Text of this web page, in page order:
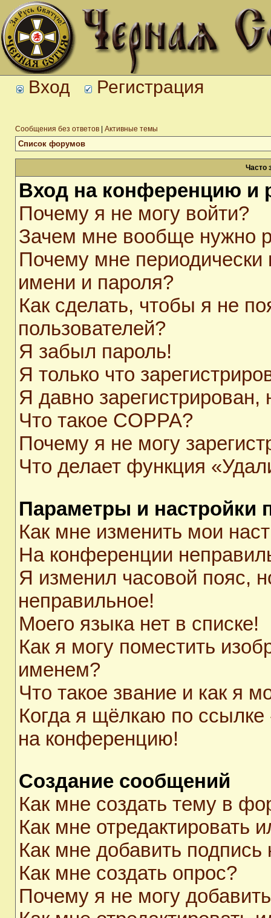
Вход Регистрация
Сообщения без ответов Активные темы
Список форумов
Часто
Вход на конференцию и
Почему я не могу войти?
Зачем мне вообще нужно
Почему мне периодически
имени и пароля?
Как сделать, чтобы я не
пользователей?
Я забыл пароль!
Я только что
Я давно
Что такое COPPA?
Почему я не могу
Что делает функция
Параметры и настройки
Как мне изменить мои
На конференции
Я изменил часовой пояс,
неправильное!
Моего языка нет в списке!
Как я могу поместить
именем?
Что такое звание и как я
Когда я щёлкаю по ссылке
на конференцию!
Создание сообщений
Как мне создать тему в
Как мне отредактировать
Как мне добавить
Как мне создать опрос?
Почему я не могу